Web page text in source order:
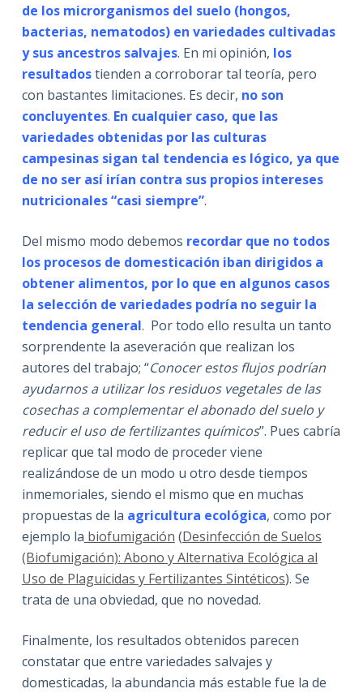
de los microrganismos del suelo (hongos,
bacterias, nematodos) en variedades cultivadas
y sus ancestros salvajes. En mi opinión, los
resultadostienden a corroborar tal teoría, pero
con bastantes limitaciones. Es decir, no son
concluyentes. En cualquier caso, que las
variedades obtenidas por las culturas
campesinas sigan tal tendencia es lógico, ya que
de no ser así irían contra sus propios intereses
nutricionales “casi siempre”.
Del mismo modo debemos recordar que no todos
los procesos de domesticación iban dirigidos a
obtener alimentos, por lo que en algunos casos
la selección de variedades podría no seguir la
tendencia general. Por todo ello resulta un tanto
sorprendente la aseveración que realizan los
autores del trabajo; “Conocer estos flujos podrían
ayudarnos a utilizar los residuos vegetales de las
cosechas a complementar el abonado del suelo y
reducir el uso de fertilizantes químicos”. Pues cabría
replicar que tal modo de proceder viene
realizándose de un modo u otro desde tiempos
inmemoriales, siendo el mismo que en muchas
propuestas de la agricultura ecológica, como por
ejemplo la biofumigación (Desinfección de Suelos
(Biofumigación): Abono y Alternativa Ecológica al
Uso de Plaguicidas y Fertilizantes Sintéticos). Se
trata de una obviedad, que no novedad.
Finalmente, los resultados obtenidos parecen
constatar que entre variedades salvajes y
domesticadas, la abundancia más estable fue la de